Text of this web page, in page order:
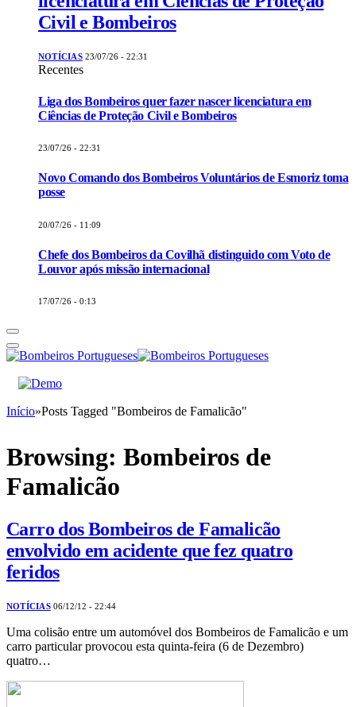
Civil e Bombeiros
NOTÍCIAS 23/07/26 - 22:31
Recentes
Liga dos Bombeiros quer fazer nascer licenciatura em
Ciências de Proteção Civil e Bombeiros
23/07/26 - 22:31
Novo Comando dos Bombeiros Voluntários de Esmoriz toma
posse
20/07/26 - 11:09
Chefe dos Bombeiros da Covilhã distinguido com Voto de
Louvor após missão internacional
17/07/26 - 0:13
Início»Posts Tagged "Bombeiros de Famalicão"
Browsing: Bombeiros de
Famalicão
Carro dos Bombeiros de Famalicão
envolvido em acidente que fez quatro
feridos
NOTÍCIAS 06/12/12 - 22:44
Uma colisão entre um automóvel dos Bombeiros de Famalicão e um
carro particular provocou esta quinta-feira (6 de Dezembro)
quatro…